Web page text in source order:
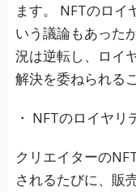
ます。 NFTのロイ
いう議論もあった
況は逆転し、ロイ
解決を委ねられる
・ NFTのロイヤ
クリエイターの
されるたびに、販